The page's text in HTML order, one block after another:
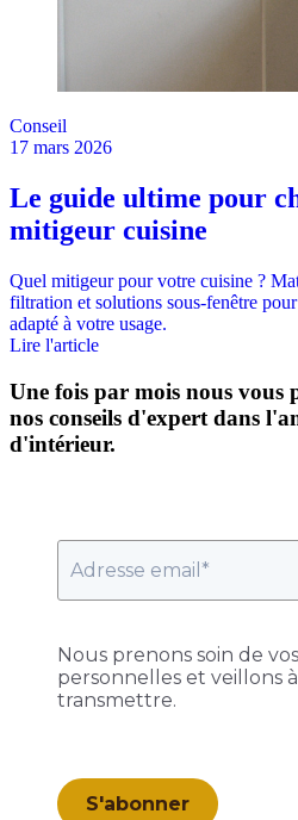
Conseil
17 mars 2026
Le guide ultime pour
mitigeur cuisine
Quel mitigeur pour votre cuisine ?
filtration et solutions sous-fenêtre
adapté à votre usage.
Lire l'article
Une fois par mois nous vous
nos conseils d'expert dans
d'intérieur.
Nous prenons soin de
personnelles et veillons
transmettre.
S'abonner